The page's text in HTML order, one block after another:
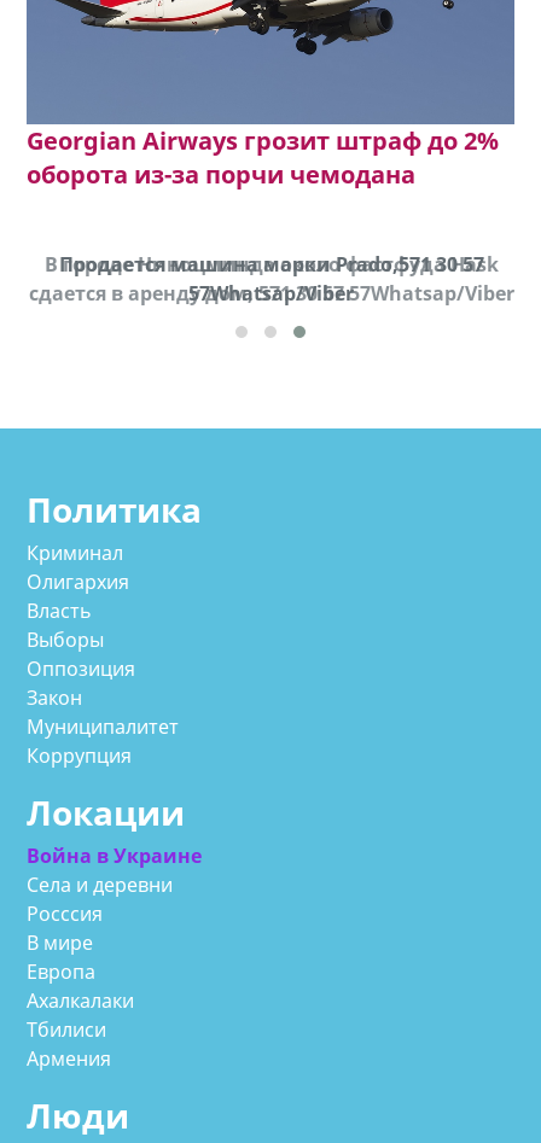
Georgian Airways грозит штраф до 2%
оборота из-за порчи чемодана
В городе Ниноцминда около фастфуда Hask
cдается в аренду дом, 571 30 57 57Whatsap/Viber
Продается машина марки Prado,571 30 57
57Whatsap/Viber
Политика
Криминал
Олигархия
Власть
Выборы
Оппозиция
Закон
Муниципалитет
Коррупция
Локации
Война в Украине
Села и деревни
Росссия
В мире
Европа
Ахалкалаки
Тбилиси
Армения
Люди